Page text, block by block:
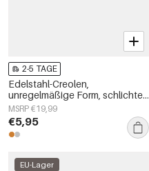
2-5 TAGE
Edelstahl-Creolen,
unregelmäßige Form, schlichte
Alltags-Serie, Damenschmuck
MSRP €19,99
€5,95
EU-Lager